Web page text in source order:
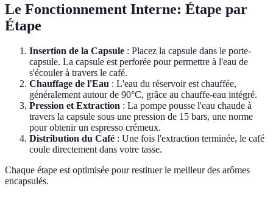
Le Fonctionnement Interne: Étape par
Étape
Insertion de la Capsule : Placez la capsule dans le porte-
capsule. La capsule est perforée pour permettre à l'eau de
s'écouler à travers le café.
Chauffage de l'Eau : L'eau du réservoir est chauffée,
généralement autour de 90°C, grâce au chauffe-eau intégré.
Pression et Extraction : La pompe pousse l'eau chaude à
travers la capsule sous une pression de 15 bars, une norme
pour obtenir un espresso crémeux.
Distribution du Café : Une fois l'extraction terminée, le café
coule directement dans votre tasse.
Chaque étape est optimisée pour restituer le meilleur des arômes
encapsulés.